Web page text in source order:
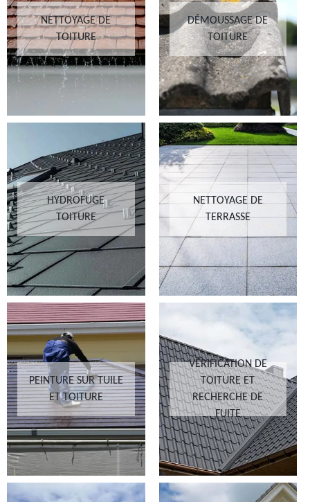
NETTOYAGE DE
TOITURE
DÉMOUSSAGE DE
TOITURE
HYDROFUGE
TOITURE
NETTOYAGE DE
TERRASSE
PEINTURE SUR TUILE
ET TOITURE
VÉRIFICATION DE
TOITURE ET
RECHERCHE DE
FUITE